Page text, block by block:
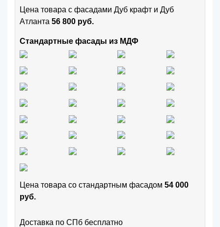
Цена товара с фасадами Дуб крафт и Дуб
Атланта 56 800 руб.
Стандартные фасады из МДФ
Цена товара cо стандартным фасадом 54 000
руб.
Доставка по СПб бесплатно